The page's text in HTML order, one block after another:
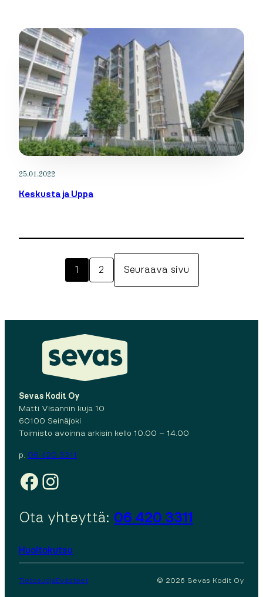
25.01.2022
Keskusta ja Uppa
1 2 Seuraava sivu
Sevas Kodit Oy
Matti Visannin kuja 10
60100 Seinäjoki
Toimisto avoinna arkisin kello 10.00 – 14.00
p. 06 420 3311
Facebook
Instagram
Ota yhteyttä: 06 420 3311
Huoltokutsu
TietosuojaEvästeet © 2026 Sevas Kodit Oy